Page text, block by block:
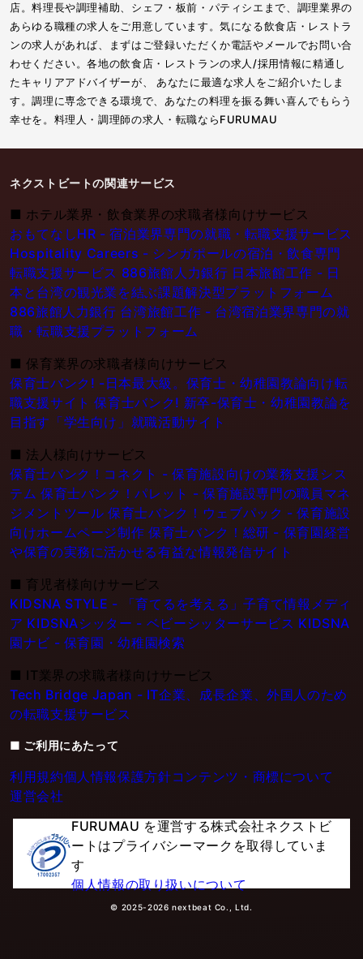
店。料理長や調理補助、シェフ・板前・パティシエまで、調理業界の
あらゆる職種の求人をご用意しています。気になる飲食店・レストラ
ンの求人があれば、まずはご登録いただくか電話やメールでお問い合
わせください。各地の飲食店・レストランの求人/採用情報に精通し
たキャリアアドバイザーが、 あなたに最適な求人をご紹介いたしま
す。調理に専念できる環境で、あなたの料理を振る舞い喜んでもらう
幸せを。料理人・調理師の求人・転職ならFURUMAU
ネクストビートの関連サービス
■ ホテル業界・飲食業界の求職者様向けサービス
おもてなしHR - 宿泊業界専門の就職・転職支援サービス
Hospitality Careers - シンガポールの宿泊・飲食専門
転職支援サービス 886旅館人力銀行 日本旅館工作 - 日
本と台湾の観光業を結ぶ課題解決型プラットフォーム
886旅館人力銀行 台湾旅館工作 - 台湾宿泊業界専門の就
職・転職支援プラットフォーム
■ 保育業界の求職者様向けサービス
保育士バンク! -日本最大級。保育士・幼稚園教論向け転
職支援サイト 保育士バンク! 新卒-保育士・幼稚園教論を
目指す「学生向け」就職活動サイト
■ 法人様向けサービス
保育士バンク！コネクト - 保育施設向けの業務支援シス
テム 保育士バンク！パレット - 保育施設専門の職員マネ
ジメントツール 保育士バンク！ウェブパック - 保育施設
向けホームページ制作 保育士バンク！総研 - 保育園経営
や保育の実務に活かせる有益な情報発信サイト
■ 育児者様向けサービス
KIDSNA STYLE - 「育てるを考える」子育て情報メディ
ア KIDSNAシッター - ベビーシッターサービス KIDSNA
園ナビ - 保育園・幼稚園検索
■ IT業界の求職者様向けサービス
Tech Bridge Japan - IT企業、成長企業、外国人のため
の転職支援サービス
■ ご利用にあたって
利用規約個人情報保護方針コンテンツ・商標について
運営会社
FURUMAU を運営する株式会社ネクストビ
ートはプライバシーマークを取得していま
す
個人情報の取り扱いについて
© 2025-2026 nextbeat Co., Ltd.